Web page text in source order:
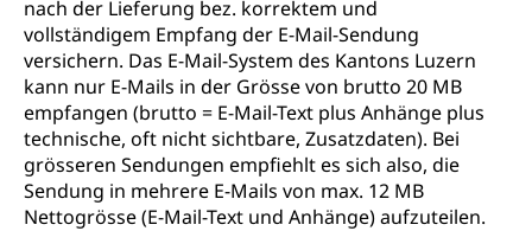
nach der Lieferung bez. korrektem und
vollständigem Empfang der E-Mail-Sendung
versichern. Das E-Mail-System des Kantons Luzern
kann nur E-Mails in der Grösse von brutto 20 MB
empfangen (brutto = E-Mail-Text plus Anhänge plus
technische, oft nicht sichtbare, Zusatzdaten). Bei
grösseren Sendungen empfiehlt es sich also, die
Sendung in mehrere E-Mails von max. 12 MB
Nettogrösse (E-Mail-Text und Anhänge) aufzuteilen.